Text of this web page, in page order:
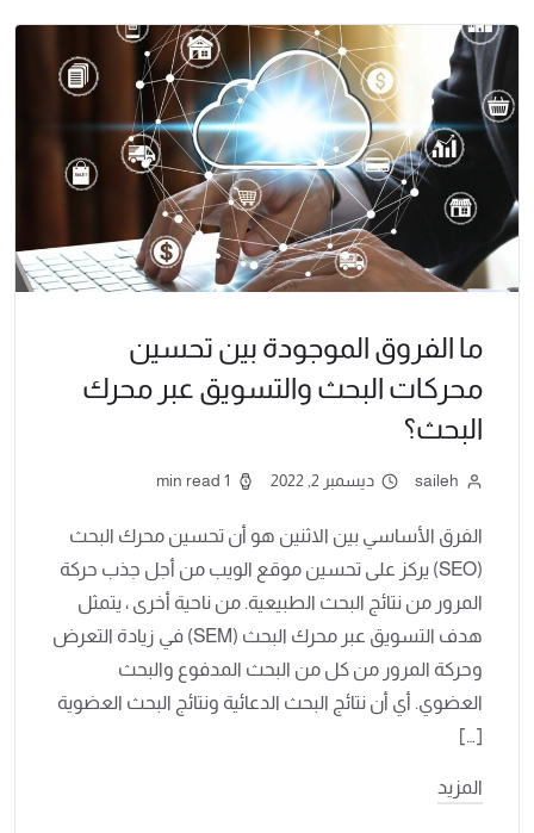
ما الفروق الموجودة بين تحسين
محركات البحث والتسويق عبر محرك
البحث؟
saileh ديسمبر 2, 2022 1 min read
الفرق الأساسي بين الاثنين هو أن تحسين محرك البحث
(SEO) يركز على تحسين موقع الويب من أجل جذب حركة
المرور من نتائج البحث الطبيعية. من ناحية أخرى ، يتمثل
هدف التسويق عبر محرك البحث (SEM) في زيادة التعرض
وحركة المرور من كل من البحث المدفوع والبحث
العضوي. أي أن نتائج البحث الدعائية ونتائج البحث العضوية
[…]
المزيد